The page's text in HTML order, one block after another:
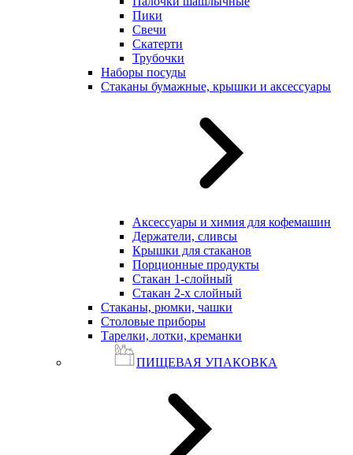
Пики
Свечи
Скатерти
Трубочки
Наборы посуды
Стаканы бумажные, крышки и аксессуары
Аксессуары и химия для кофемашин
Держатели, сливсы
Крышки для стаканов
Порционные продукты
Стакан 1-слойный
Стакан 2-х слойный
Стаканы, рюмки, чашки
Столовые приборы
Тарелки, лотки, креманки
ПИЩЕВАЯ УПАКОВКА